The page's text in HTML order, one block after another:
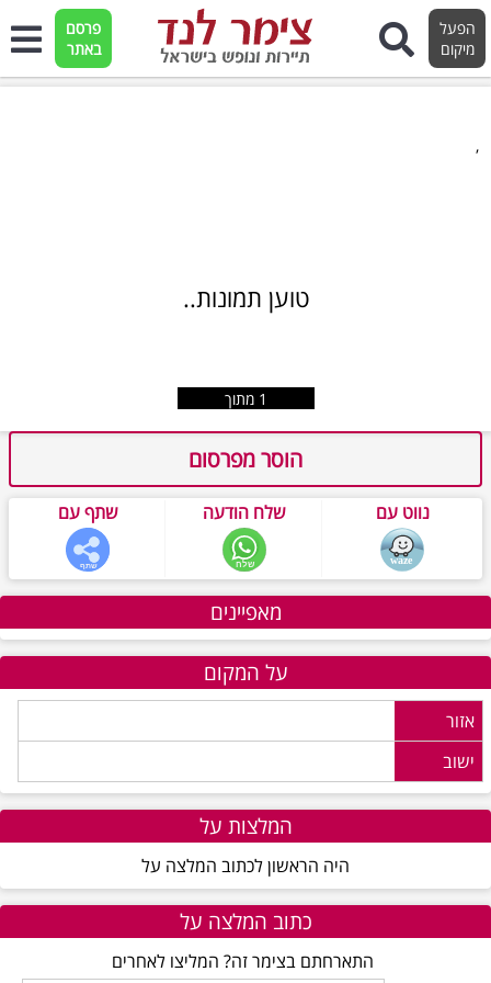
הפעל
מיקום
פרסם
באתר
,
טוען תמונות..
1 מתוך
הוסר מפרסום
שתף עם שלח הודעה נווט עם
מאפיינים
על המקום
אזור
ישוב
המלצות על
היה הראשון לכתוב המלצה על
כתוב המלצה על
התארחתם בצימר זה? המליצו לאחרים